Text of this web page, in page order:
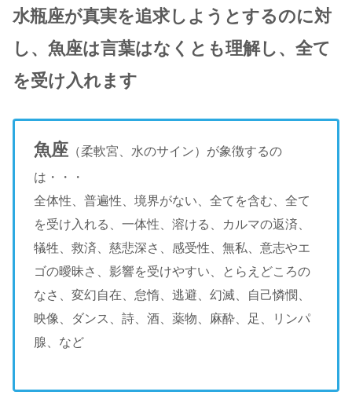
水瓶座が真実を追求しようとするのに対
し、魚座は言葉はなくとも理解し、全て
を受け入れます
魚座 （柔軟宮、水のサイン）が象徴するの
は・・・
全体性、普遍性、境界がない、全てを含む、全て
を受け入れる、一体性、溶ける、カルマの返済、
犠牲、救済、慈悲深さ、感受性、無私、意志やエ
ゴの曖昧さ、影響を受けやすい、とらえどころの
なさ、変幻自在、怠惰、逃避、幻滅、自己憐憫、
映像、ダンス、詩、酒、薬物、麻酔、足、リンパ
腺、など